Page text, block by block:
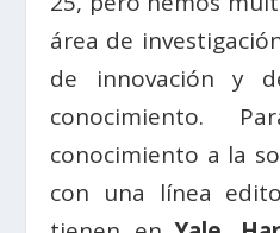
área de
de innovación y
conocimiento.
conocimiento a la
con una línea